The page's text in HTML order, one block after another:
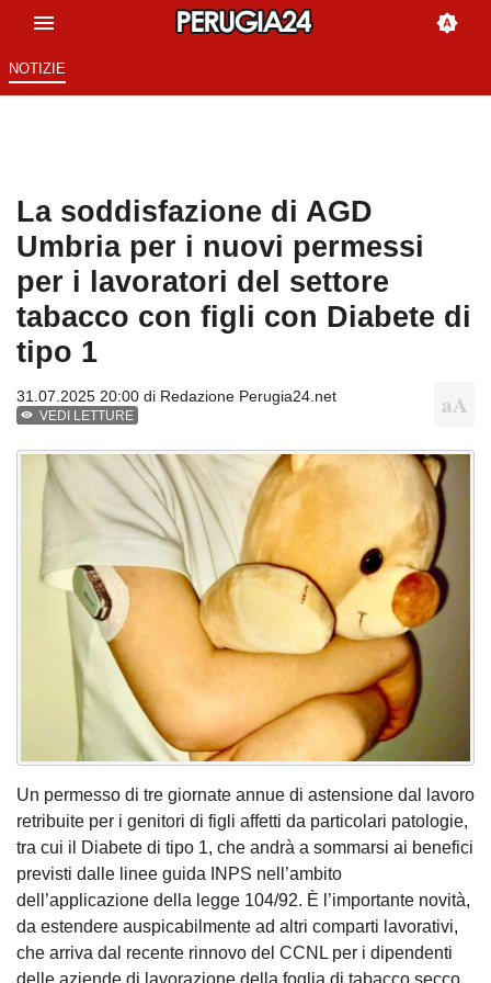
NOTIZIE
La soddisfazione di AGD
Umbria per i nuovi permessi
per i lavoratori del settore
tabacco con figli con Diabete di
tipo 1
31.07.2025 20:00 di Redazione Perugia24.net
VEDI LETTURE
Un permesso di tre giornate annue di astensione dal lavoro
retribuite per i genitori di figli affetti da particolari patologie,
tra cui il Diabete di tipo 1, che andrà a sommarsi ai benefici
previsti dalle linee guida INPS nell’ambito
dell’applicazione della legge 104/92. È l’importante novità,
da estendere auspicabilmente ad altri comparti lavorativi,
che arriva dal recente rinnovo del CCNL per i dipendenti
delle aziende di lavorazione della foglia di tabacco secco